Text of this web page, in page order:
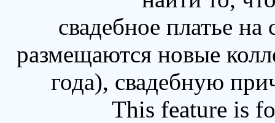
свадебное платье
размещаются новые
года), свадебную
This feature is